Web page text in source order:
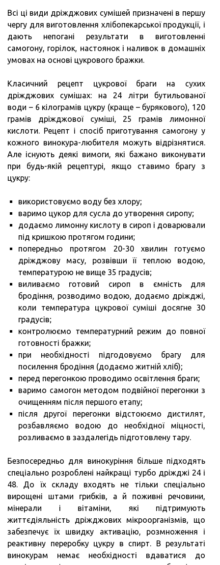
Всі ці види дріжджових сумішей призначені в першу
чергу для виготовлення хлібопекарської продукції, і
дають непогані результати в виготовленні
самогону, горілок, настоянок і наливок в домашніх
умовах на основі цукрового бражки.
Класичний рецепт цукрової браги на сухих
дріжджових сумішах: на 24 літри бутильованої
води – 6 кілограмів цукру (краще – бурякового), 120
грамів дріжджової суміші, 25 грамів лимонної
кислоти. Рецепт і спосіб приготування самогону у
кожного винокура-любителя можуть відрізнятися.
Але існують деякі вимоги, які бажано виконувати
при будь-якій рецептурі, якщо ставимо брагу з
цукру:
використовуємо воду без хлору;
варимо цукор для сусла до утворення сиропу;
додаємо лимонну кислоту в сироп і доварювали
під кришкою протягом години;
попередньо протягом 20-30 хвилин готуємо
дріжджову масу, розвівши її теплою водою,
температурою не вище 35 градусів;
виливаємо готовий сироп в ємність для
бродіння, розводимо водою, додаємо дріжджі,
коли температура цукрової суміші досягне 30
градусів;
контролюємо температурний режим до повної
готовності бражки;
при необхідності підгодовуємо брагу для
посилення бродіння (додаємо житній хліб);
перед перегонкою проводимо освітлення браги;
варимо самогон методом подвійної перегонки з
очищенням після першого етапу;
після другої перегонки відстоюємо дистилят,
розбавляємо водою до необхідної міцності,
розливаємо в заздалегідь підготовлену тару.
Безпосередньо для винокуріння більше підходять
спеціально розроблені найкращі турбо дріжджі 24 і
48. До їх складу входять не тільки спеціально
вирощені штами грибків, а й поживні речовини,
мінерали і вітаміни, які підтримують
життєдіяльність дріжджових мікроорганізмів, що
забезпечує їх швидку активацію, розмноження і
реактивну переробку цукру в спирт. В результаті
винокурам немає необхідності вдаватися до